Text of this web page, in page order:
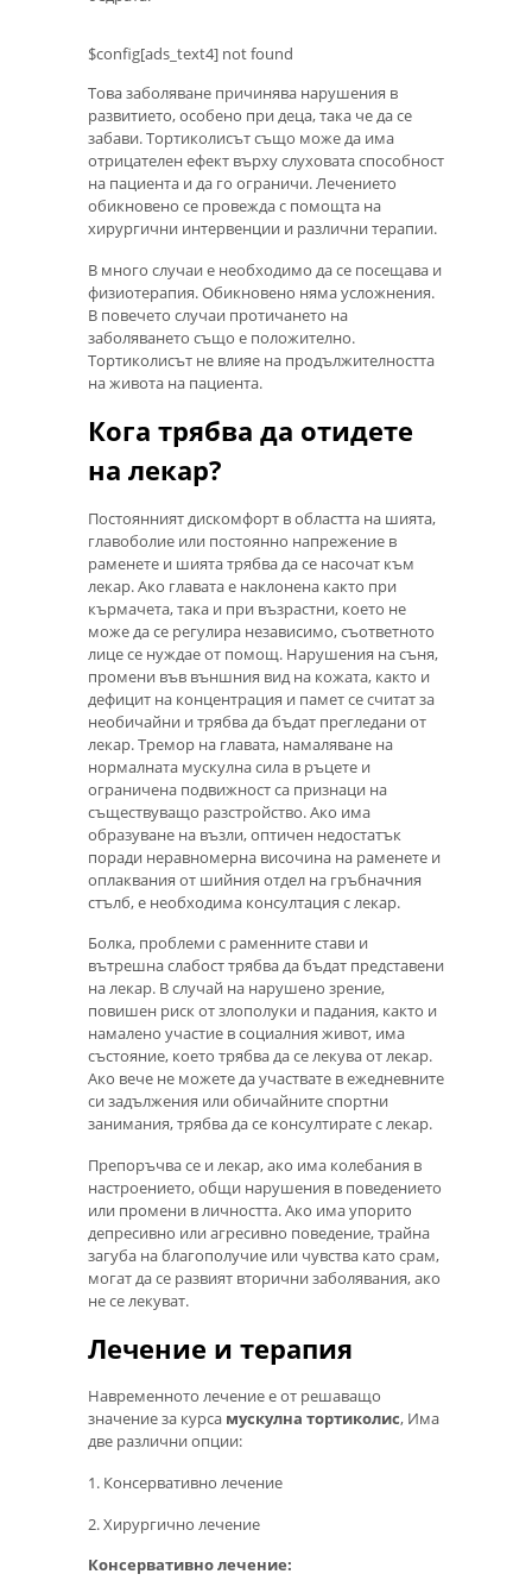
$config[ads_text4] not found
Това заболяване причинява нарушения в
развитието, особено при деца, така че да се
забави. Тортиколисът също може да има
отрицателен ефект върху слуховата способност
на пациента и да го ограничи. Лечението
обикновено се провежда с помощта на
хирургични интервенции и различни терапии.
В много случаи е необходимо да се посещава и
физиотерапия. Обикновено няма усложнения.
В повечето случаи протичането на
заболяването също е положително.
Тортиколисът не влияе на продължителността
на живота на пациента.
Кога трябва да отидете
на лекар?
Постоянният дискомфорт в областта на шията,
главоболие или постоянно напрежение в
раменете и шията трябва да се насочат към
лекар. Ако главата е наклонена както при
кърмачета, така и при възрастни, което не
може да се регулира независимо, съответното
лице се нуждае от помощ. Нарушения на съня,
промени във външния вид на кожата, както и
дефицит на концентрация и памет се считат за
необичайни и трябва да бъдат прегледани от
лекар. Тремор на главата, намаляване на
нормалната мускулна сила в ръцете и
ограничена подвижност са признаци на
съществуващо разстройство. Ако има
образуване на възли, оптичен недостатък
поради неравномерна височина на раменете и
оплаквания от шийния отдел на гръбначния
стълб, е необходима консултация с лекар.
Болка, проблеми с раменните стави и
вътрешна слабост трябва да бъдат представени
на лекар. В случай на нарушено зрение,
повишен риск от злополуки и падания, както и
намалено участие в социалния живот, има
състояние, което трябва да се лекува от лекар.
Ако вече не можете да участвате в ежедневните
си задължения или обичайните спортни
занимания, трябва да се консултирате с лекар.
Препоръчва се и лекар, ако има колебания в
настроението, общи нарушения в поведението
или промени в личността. Ако има упорито
депресивно или агресивно поведение, трайна
загуба на благополучие или чувства като срам,
могат да се развият вторични заболявания, ако
не се лекуват.
Лечение и терапия
Навременното лечение е от решаващо
значение за курса мускулна тортиколис, Има
две различни опции:
1. Консервативно лечение
2. Хирургично лечение
Консервативно лечение: